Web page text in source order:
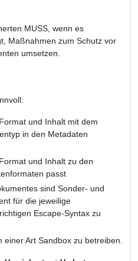
MUSS, wenn es
Maßnahmen zum Schutz vor
umsetzen.
und Inhalt mit dem
in den Metadaten
und Inhalt zu den
passt
sind Sonder- und
für die jeweilige
Escape-Syntax zu
einer Art Sandbox zu betreiben.